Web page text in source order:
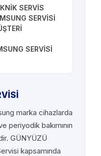
SERVİS
SERVİSİ
SERVİSİ
marka cihazlarda
periyodik bakımının
GÜNYÜZÜ
kapsamında